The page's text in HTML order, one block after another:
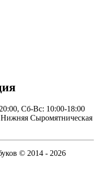
Сб-Вс: 10:00-18:00
Сыромятническая
© 2014 - 2026